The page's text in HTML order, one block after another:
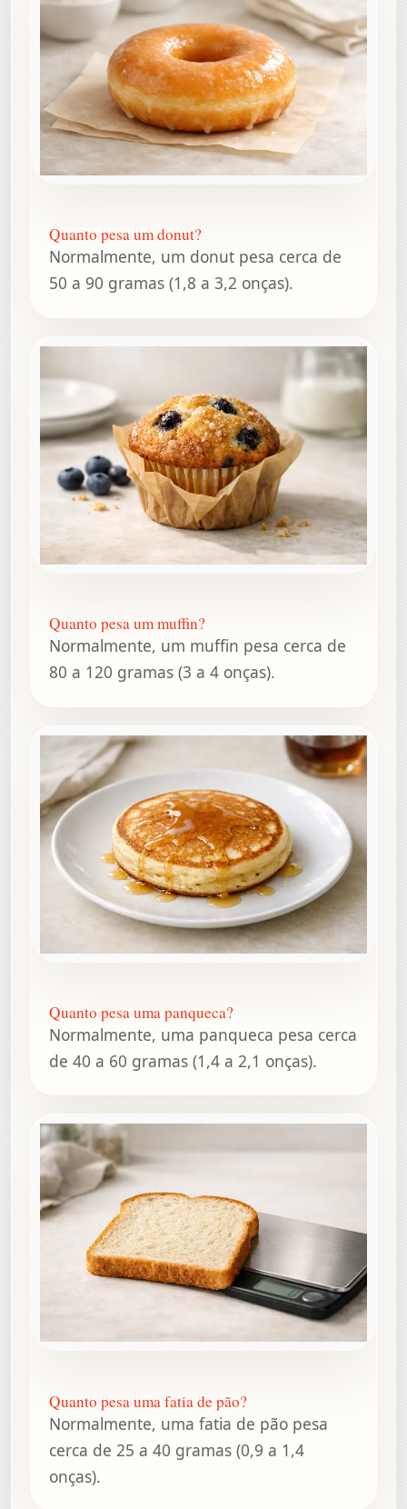
Quanto pesa um donut?
Normalmente, um donut pesa cerca de
50 a 90 gramas (1,8 a 3,2 onças).
Quanto pesa um muffin?
Normalmente, um muffin pesa cerca de
80 a 120 gramas (3 a 4 onças).
Quanto pesa uma panqueca?
Normalmente, uma panqueca pesa cerca
de 40 a 60 gramas (1,4 a 2,1 onças).
Quanto pesa uma fatia de pão?
Normalmente, uma fatia de pão pesa
cerca de 25 a 40 gramas (0,9 a 1,4
onças).